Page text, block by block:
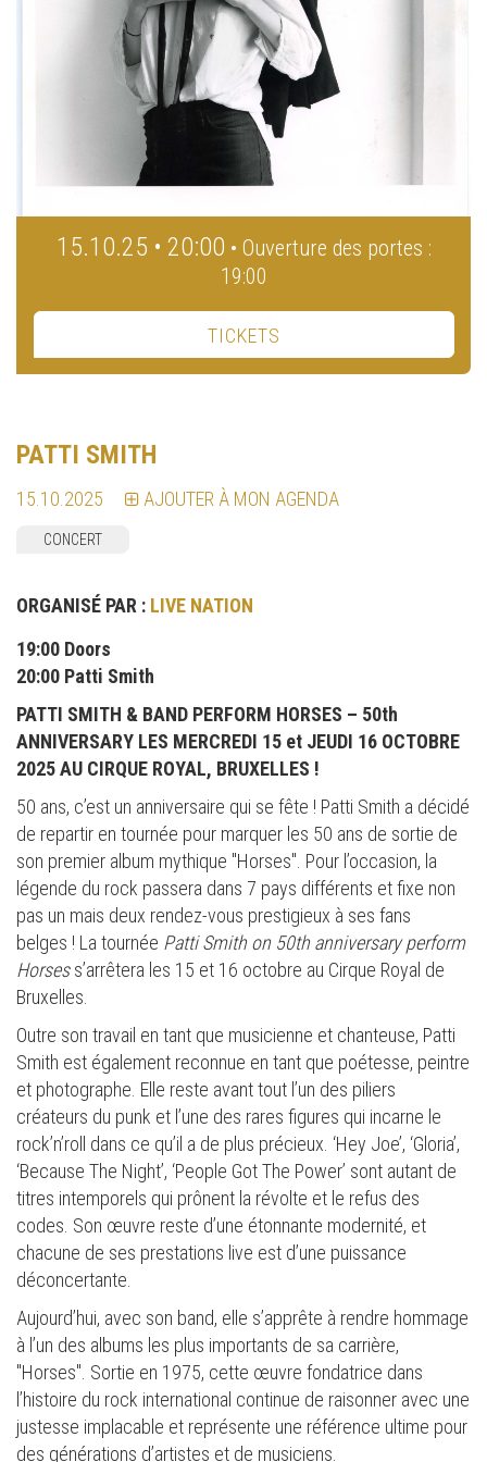
15.10.25 • 20:00 • Ouverture des portes :
19:00
TICKETS
PATTI SMITH
15.10.2025 AJOUTER À MON AGENDA
CONCERT
ORGANISÉ PAR : LIVE NATION
19:00 Doors
20:00 Patti Smith
PATTI SMITH & BAND PERFORM HORSES – 50th
ANNIVERSARY LES MERCREDI 15 et JEUDI 16 OCTOBRE
2025 AU CIRQUE ROYAL, BRUXELLES !
50 ans, c’est un anniversaire qui se fête ! Patti Smith a décidé
de repartir en tournée pour marquer les 50 ans de sortie de
son premier album mythique "Horses". Pour l’occasion, la
légende du rock passera dans 7 pays différents et fixe non
pas un mais deux rendez-vous prestigieux à ses fans
belges ! La tournée Patti Smith on 50th anniversary perform
Horsess’arrêtera les 15 et 16 octobre au Cirque Royal de
Bruxelles.
Outre son travail en tant que musicienne et chanteuse, Patti
Smith est également reconnue en tant que poétesse, peintre
et photographe. Elle reste avant tout l’un des piliers
créateurs du punk et l’une des rares figures qui incarne le
rock’n’roll dans ce qu’il a de plus précieux. ‘Hey Joe’, ‘Gloria’,
‘Because The Night’, ‘People Got The Power’ sont autant de
titres intemporels qui prônent la révolte et le refus des
codes. Son œuvre reste d’une étonnante modernité, et
chacune de ses prestations live est d’une puissance
déconcertante.
Aujourd’hui, avec son band, elle s’apprête à rendre hommage
à l’un des albums les plus importants de sa carrière,
"Horses". Sortie en 1975, cette œuvre fondatrice dans
l’histoire du rock international continue de raisonner avec une
justesse implacable et représente une référence ultime pour
des générations d’artistes et de musiciens.